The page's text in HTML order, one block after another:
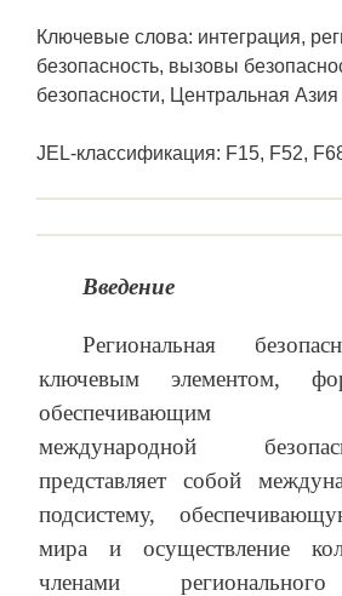
Ключевые слова: интеграция,
безопасность, вызовы
безопасности, Центральная Азия
JEL-классификация: F15, F52,
Введение
Региональная
ключевым элементом,
обеспечивающим
международной
представляет собой
подсистему,
мира и осуществление
членами